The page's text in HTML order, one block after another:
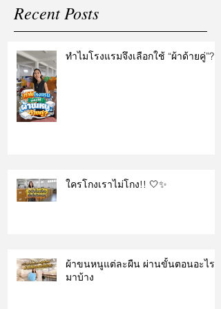
Recent Posts
ทำไมโรงแรมจึงเลือกใช้ “ผ้าด้ายคู่”?
ใครโกงเราไม่โกง!! 🤍✨
ผ้าขนหนูแต่ละผืน ผ่านขั้นตอนอะไร
มาบ้าง